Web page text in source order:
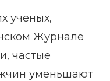
ученых,
Журнале
частые
уменьшают